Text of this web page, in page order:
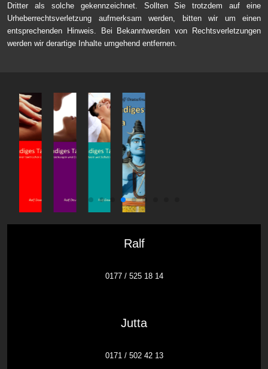
Dritter als solche gekennzeichnet. Sollten Sie trotzdem auf eine
Urheberrechtsverletzung aufmerksam werden, bitten wir um einen
entsprechenden Hinweis. Bei Bekanntwerden von Rechtsverletzungen
werden wir derartige Inhalte umgehend entfernen.
Ralf
0177 / 525 18 14
Jutta
0171 / 502 42 13